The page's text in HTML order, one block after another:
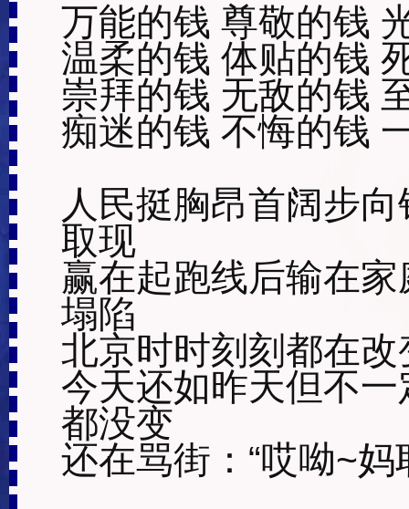
万能的钱 尊敬的钱
温柔的钱 体贴的钱
崇拜的钱 无敌的钱
痴迷的钱 不悔的钱
人民挺胸昂首阔步
取现
赢在起跑线后输在
塌陷
北京时时刻刻都在
今天还如昨天但不
都没变
还在骂街：“哎呦~